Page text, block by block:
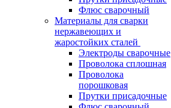
Флюс сварочный
Материалы для сварки
нержавеющих и
жаростойких сталей
Электроды сварочные
Проволока сплошная
Проволока
порошковая
Прутки присадочные